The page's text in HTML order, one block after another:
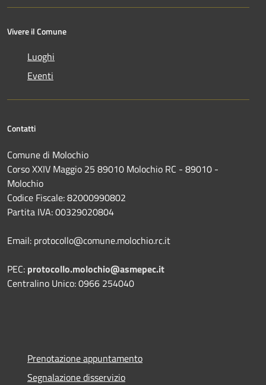
Vivere il Comune
Luoghi
Eventi
Contatti
Comune di Molochio
Corso XXIV Maggio 25 89010 Molochio RC - 89010 -
Molochio
Codice Fiscale: 82000990802
Partita IVA: 00329020804
Email: protocollo@comune.molochio.rc.it
PEC: protocollo.molochio@asmepec.it
Centralino Unico: 0966 254040
Prenotazione appuntamento
Segnalazione disservizio